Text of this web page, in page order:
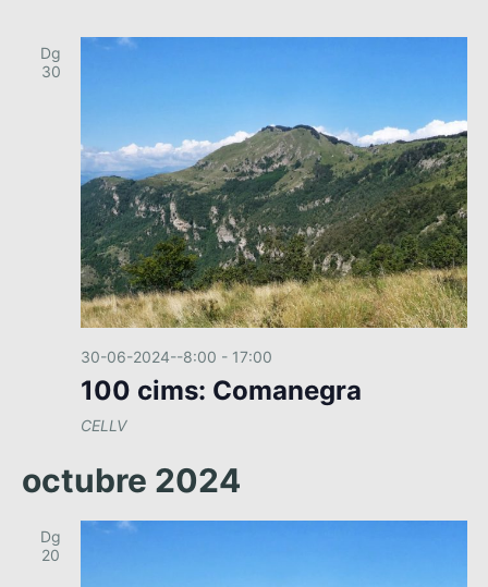
Dg
30
30-06-2024--8:00 - 17:00
100 cims: Comanegra
CELLV
octubre 2024
Dg
20